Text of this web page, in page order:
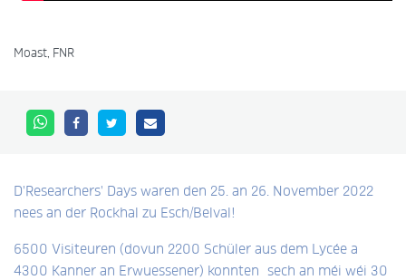
Moast, FNR
D'Researchers' Days waren den 25. an 26. November 2022
nees an der Rockhal zu Esch/Belval!
6500 Visiteuren (dovun 2200 Schüler aus dem Lycée a
4300 Kanner an Erwuessener) konnten sech an méi wéi 30